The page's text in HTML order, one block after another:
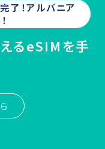
了！アルバニア
るeSIMを手